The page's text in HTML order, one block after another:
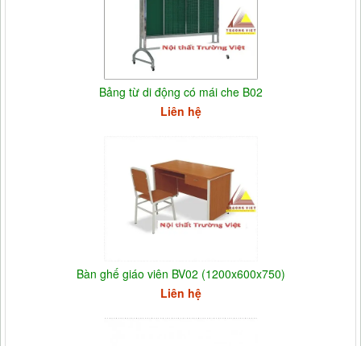
Bảng từ di động có mái che B02
Liên hệ
Bàn ghế giáo viên BV02 (1200x600x750)
Liên hệ